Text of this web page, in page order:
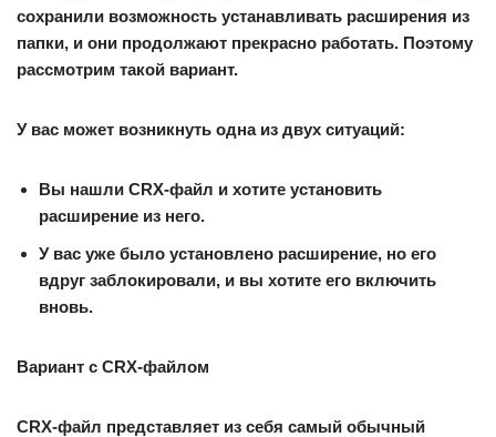
сохранили возможность устанавливать расширения из
папки, и они продолжают прекрасно работать. Поэтому
рассмотрим такой вариант.
У вас может возникнуть одна из двух ситуаций:
Вы нашли CRX-файл и хотите установить
расширение из него.
У вас уже было установлено расширение, но его
вдруг заблокировали, и вы хотите его включить
вновь.
Вариант с CRX-файлом
CRX-файл представляет из себя самый обычный